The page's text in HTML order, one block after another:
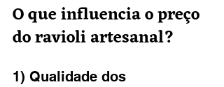
O que influencia o preço
do ravioli artesanal?
1) Qualidade dos